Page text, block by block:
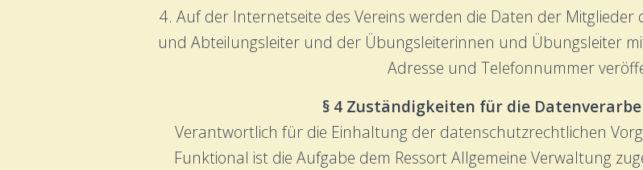
4. Auf der Internetseite des Vereins werden die Daten der
und Abteilungsleiter und der Übungsleiterinnen und Übungsleiter
Adresse und Telefonnummer
§ 4 Zuständigkeiten für die
Verantwortlich für die Einhaltung der datenschutzrechtlichen
Funktional ist die Aufgabe dem Ressort Allgemeine Verwaltung